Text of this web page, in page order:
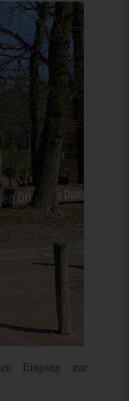
Eingang zur